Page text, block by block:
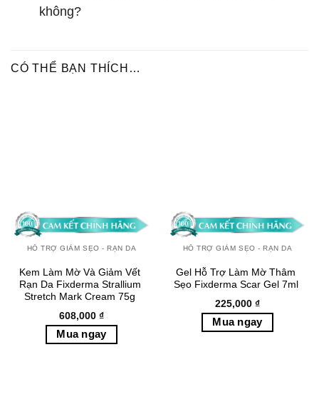
không?
CÓ THỂ BẠN THÍCH…
HỖ TRỢ GIẢM SẸO - RẠN DA
Kem Làm Mờ Và Giảm Vết
Rạn Da Fixderma Strallium
Stretch Mark Cream 75g
608,000 ₫
HỖ TRỢ GIẢM SẸO - RẠN DA
Gel Hỗ Trợ Làm Mờ Thâm
Sẹo Fixderma Scar Gel 7ml
225,000 ₫